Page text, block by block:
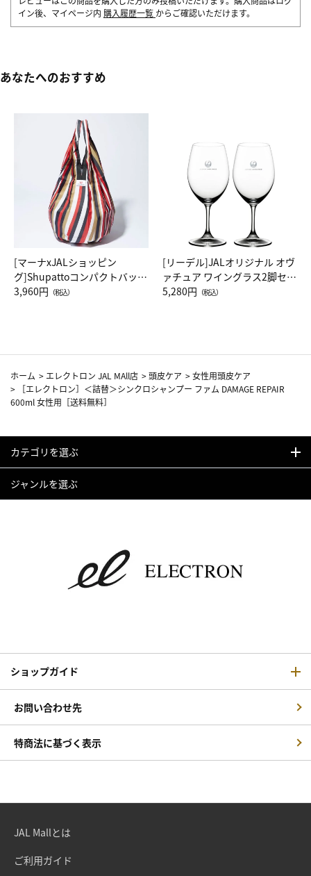
イン後、マイページ内 購入履歴一覧 からご確認いただけます。
あなたへのおすすめ
[マーナxJALショッピン
グ]Shupattoコンパクトバッグ
Drop JAL客室乗務員（LC）ス
3,960円 （税込）
[リーデル]JALオリジナル オヴ
ァチュア ワイングラス2脚セッ
ト（レッドワイン）
5,280円 （税込）
ホーム > エレクトロン JAL MAll店 >頭皮ケア >女性用頭皮ケア
>
［エレクトロン］＜詰替＞シンクロシャンプー ファム DAMAGE REPAIR
600ml 女性用［送料無料］
カテゴリを選ぶ
ジャンルを選ぶ
ショップガイド
お問い合わせ先
特商法に基づく表示
JAL Mallとは
ご利用ガイド